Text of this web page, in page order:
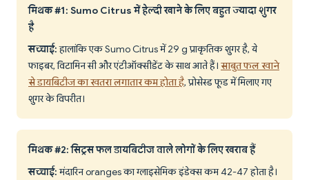
मिथक #1: Sumo Citrus में हेल्दी खाने के लिए बहुत ज्यादा शुगर
है
सच्चाई:हालांकि एक Sumo Citrus में 29 g प्राकृतिक शुगर है, ये
फाइबर, विटामिन सी और एंटीऑक्सीडेंट के साथ आते हैं। साबुत फल खाने
से डायबिटीज का खतरा लगातार कम होता है, प्रोसेस्ड फूड में मिलाए गए
शुगर के विपरीत।
मिथक #2: सिट्रस फल डायबिटीज वाले लोगों के लिए खराब हैं
सच्चाई:मंदारिन oranges का ग्लाइसेमिक इंडेक्स कम 42-47 होता है।